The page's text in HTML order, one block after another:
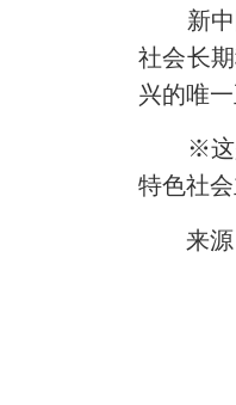
新中国
社会长
兴的唯一
※这是
特色社
来源：